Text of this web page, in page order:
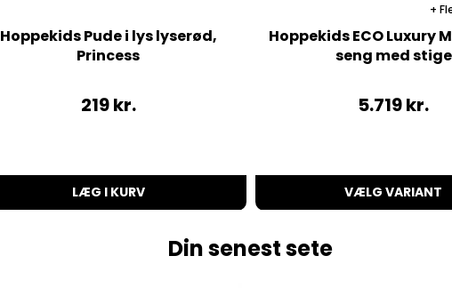
Hoppekids Pude i lys lyserød,
Princess
219kr.
LÆG I KURV
Hoppekids ECO Luxury
seng med stige
5.719kr.
VÆLG VARIANT
Din senest sete